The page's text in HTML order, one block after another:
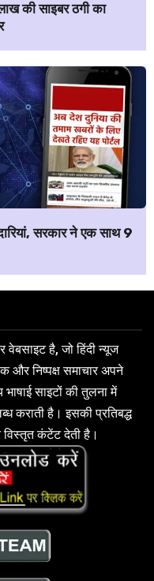
की साइबर ठगी का
सरकार ने एक साथ 9
वेबसाइट है, जो हिंदी न्यूज
और निष्पक्ष समाचार अपने
साइटों की तुलना में
कराती है। इसकी प्रतिबद्ध
कंटेंट देती है।